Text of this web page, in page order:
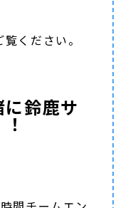
覧ください。
に鈴鹿サ